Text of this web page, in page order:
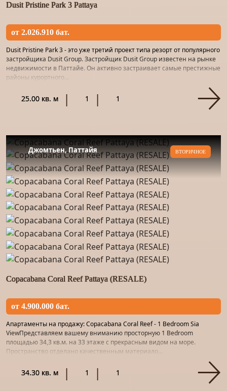
Dusit Pristine Park 3 Pattaya
от 2.026.910 бат.
Dusit Pristine Park 3 - это уже третий проект типа резорт от популярного
застройщика Dusit Group. Застройщик Dusit Group известен на рынке
недвижимости в Паттайе. Он активно застраивает самые престижные
районы курортного...
25.00 кв. м 1 1
Джомтьен, Паттайя ВТОРИЧНОЕ
Copacabana Coral Reef Pattaya (RESALE)
от 4.900.000 бат.
Апартаменты на продажу: Copacabana Coral Reef - 1 Bedroom Sia
ViewПредставляем вашему вниманию просторную 1 Bedroom
площадью 34,3 кв.м. на 33 этаже с прекрасным видом на море.
Пространство отделано качественным материало...
34.30 кв. м 1 1